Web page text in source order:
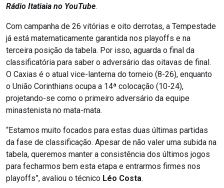
Rádio Itatiaia no YouTube.
Com campanha de 26 vitórias e oito derrotas, a Tempestade
já está matematicamente garantida nos playoffs e na
terceira posição da tabela. Por isso, aguarda o final da
classificatória para saber o adversário das oitavas de final.
O Caxias é o atual vice-lanterna do torneio (8-26), enquanto
o União Corinthians ocupa a 14ª colocação (10-24),
projetando-se como o primeiro adversário da equipe
minastenista no mata-mata.
“Estamos muito focados para estas duas últimas partidas
da fase de classificação. Apesar de não valer uma subida na
tabela, queremos manter a consistência dos últimos jogos
para fecharmos bem esta etapa e entrarmos firmes nos
playoffs”, avaliou o técnico Léo Costa.